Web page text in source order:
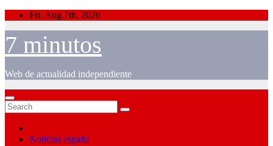
Skip
content
Fri. Aug 7th, 2026
7 minutos
Web de actualidad independiente
Noticias españa